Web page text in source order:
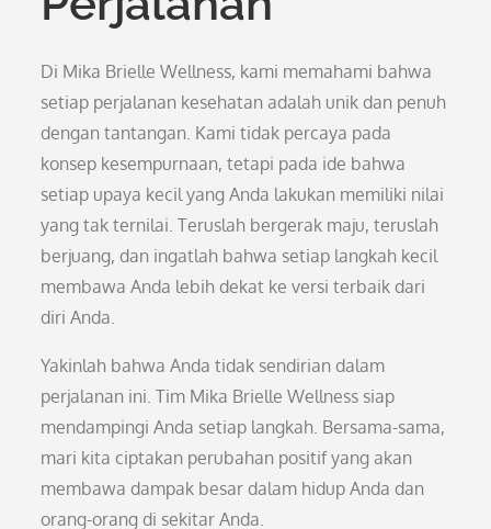
Di Mika Brielle Wellness, kami memahami bahwa
setiap perjalanan kesehatan adalah unik dan penuh
dengan tantangan. Kami tidak percaya pada
konsep kesempurnaan, tetapi pada ide bahwa
setiap upaya kecil yang Anda lakukan memiliki nilai
yang tak ternilai. Teruslah bergerak maju, teruslah
berjuang, dan ingatlah bahwa setiap langkah kecil
membawa Anda lebih dekat ke versi terbaik dari
diri Anda.
Yakinlah bahwa Anda tidak sendirian dalam
perjalanan ini. Tim Mika Brielle Wellness siap
mendampingi Anda setiap langkah. Bersama-sama,
mari kita ciptakan perubahan positif yang akan
membawa dampak besar dalam hidup Anda dan
orang-orang di sekitar Anda.